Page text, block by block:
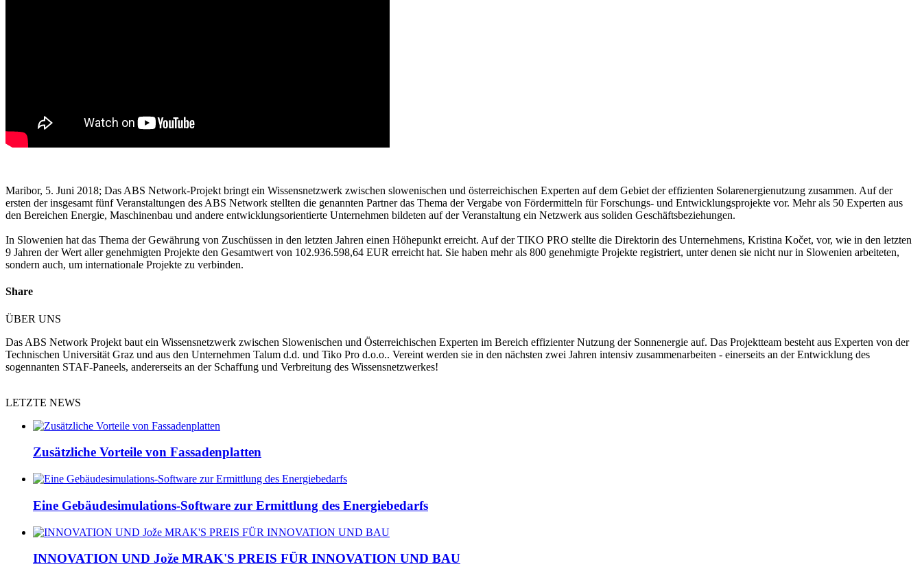
Maribor, 5. Juni 2018; Das ABS Network-Projekt bringt ein Wissensnetzwerk zwischen slowenischen und österreichischen Experten auf dem Gebiet der effizienten Solarenergienutzung zusammen. Auf der
ersten der insgesamt fünf Veranstaltungen des ABS Network stellten die genannten Partner das Thema der Vergabe von Fördermitteln für Forschungs- und Entwicklungsprojekte vor. Mehr als 50 Experten aus
den Bereichen Energie, Maschinenbau und andere entwicklungsorientierte Unternehmen bildeten auf der Veranstaltung ein Netzwerk aus soliden Geschäftsbeziehungen.
In Slowenien hat das Thema der Gewährung von Zuschüssen in den letzten Jahren einen Höhepunkt erreicht. Auf der TIKO PRO stellte die Direktorin des Unternehmens, Kristina Kočet, vor, wie in den letzten
9 Jahren der Wert aller genehmigten Projekte den Gesamtwert von 102.936.598,64 EUR erreicht hat. Sie haben mehr als 800 genehmigte Projekte registriert, unter denen sie nicht nur in Slowenien arbeiteten,
sondern auch, um internationale Projekte zu verbinden.
Share
ÜBER UNS
Das ABS Network Projekt baut ein Wissensnetzwerk zwischen Slowenischen und Österreichischen Experten im Bereich effizienter Nutzung der Sonnenergie auf. Das Projektteam besteht aus Experten von der
Technischen Universität Graz und aus den Unternehmen Talum d.d. und Tiko Pro d.o.o.. Vereint werden sie in den nächsten zwei Jahren intensiv zusammenarbeiten - einerseits an der Entwicklung des
sogennanten STAF-Paneels, andererseits an der Schaffung und Verbreitung des Wissensnetzwerkes!
LETZTE NEWS
Zusätzliche Vorteile von Fassadenplatten
Eine Gebäudesimulations-Software zur Ermittlung des Energiebedarfs
INNOVATION UND Jože MRAK'S PREIS FÜR INNOVATION UND BAU